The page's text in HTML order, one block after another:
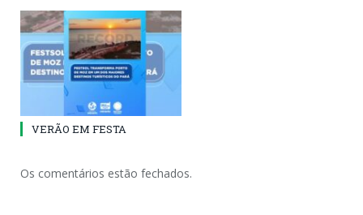
VERÃO EM FESTA
Os comentários estão fechados.